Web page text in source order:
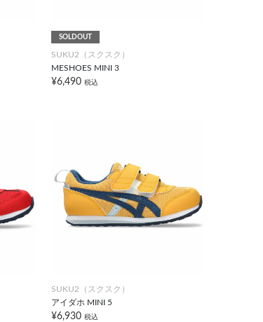
SOLDOUT
SUKU2（スクスク）
MESHOES MINI 3
¥6,490 税込
SUKU2（スクスク）
アイダホ MINI 5
¥6,930 税込